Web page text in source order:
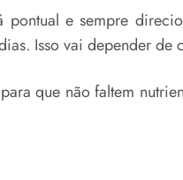
pontual e sempre
Isso vai depender de
que não faltem